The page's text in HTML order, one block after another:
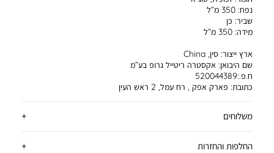
משלוחים
החלפות והחזרות
נפח: 350 מ”ל
שביר: כן
מידה: 350 מ”ל
ארץ ייצור: סין, China
שם היבואן: אקסטרה ריטייל גרופ בע”מ
ח.פ.:520044389
כתובת: פארק אפק , רח עמל, 2 ראש העין